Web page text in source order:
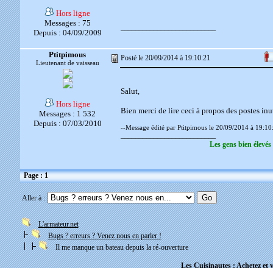
Hors ligne
Messages : 75
Depuis : 04/09/2009
Ptitpimous
Lieutenant de vaisseau
Posté le 20/09/2014 à 19:10:21
Hors ligne
Messages : 1 532
Depuis : 07/03/2010
Salut,
Bien merci de lire ceci à propos des postes
--Message édité par Ptitpimous le 20/09/2014 à
Les gens bien
Page : 1
Aller à :
L'armateur.net
Bugs ? erreurs ? Venez nous en parler !
Il me manque un bateau depuis la ré-ouverture
Les Cuisinautes : Achetez et